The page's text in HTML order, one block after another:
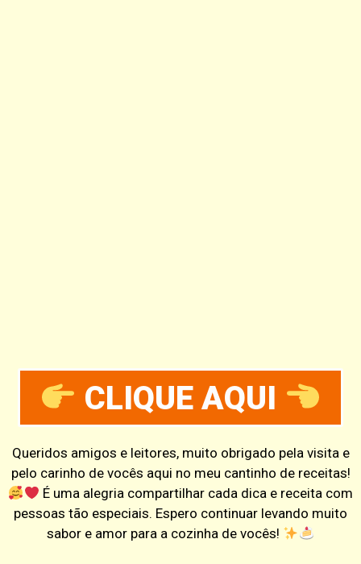
CLIQUE AQUI
Queridos amigos e leitores, muito obrigado pela visita e
pelo carinho de vocês aqui no meu cantinho de receitas!
É uma alegria compartilhar cada dica e receita com
pessoas tão especiais. Espero continuar levando muito
sabor e amor para a cozinha de vocês!